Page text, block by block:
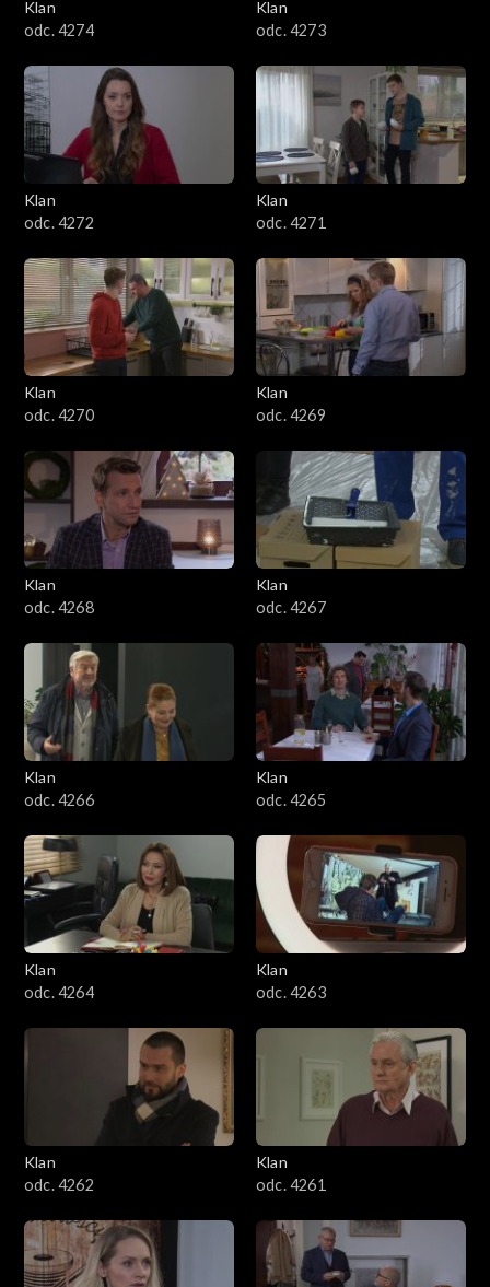
Klan
odc. 4274
Klan
odc. 4273
Klan
odc. 4272
Klan
odc. 4271
Klan
odc. 4270
Klan
odc. 4269
Klan
odc. 4268
Klan
odc. 4267
Klan
odc. 4266
Klan
odc. 4265
Klan
odc. 4264
Klan
odc. 4263
Klan
odc. 4262
Klan
odc. 4261